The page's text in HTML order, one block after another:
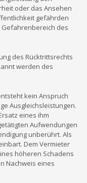
oder das Ansehen
gefährden
des
des Rücktrittsrechts
werden des
kein Anspruch
Ausgleichsleistungen.
eines ihm
Aufwendungen
unberührt. Als
Dem Vermieter
höheren Schadens
Nachweis eines